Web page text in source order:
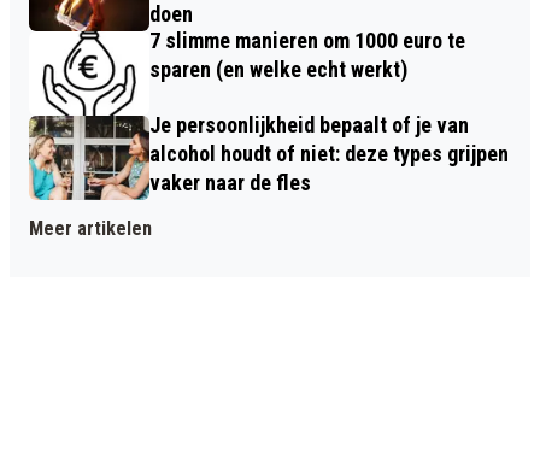
doen
7 slimme manieren om 1000 euro te
sparen (en welke echt werkt)
Je persoonlijkheid bepaalt of je van
alcohol houdt of niet: deze types grijpen
vaker naar de fles
Meer artikelen